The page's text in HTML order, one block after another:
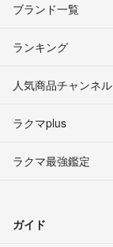
ブランド一覧
ランキング
人気商品チャンネル
ラクマplus
ラクマ最強鑑定
ガイド